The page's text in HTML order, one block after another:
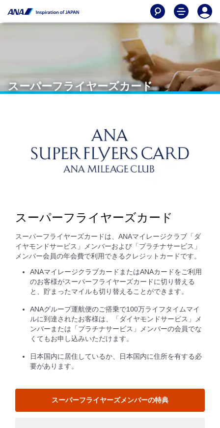
スーパーフライヤーズカード
スーパーフライヤーズカード
スーパーフライヤーズカードは、ANAマイレージクラブ「ダ
イヤモンドサービス」メンバーおよび「プラチナサービス」
メンバー会員の年会費で利用できるクレジットカードです。
ANAマイレージクラブカードまたはANAカードをご利用
のお客様がスーパーフライヤーズカードに切り替える
と、貯まったマイルも切り替えることができます。
ANAグループ運航便のご搭乗で100万ライフタイムマイ
ルに到達されたお客様は、「ダイヤモンドサービス」メ
ンバーまたは「プラチナサービス」メンバーの会員でな
くてもお申し込みいただけます。
日本国内に居住しているか、日本国内に住所を有する必
要があります。
スーパーフライヤーズメンバーの特典